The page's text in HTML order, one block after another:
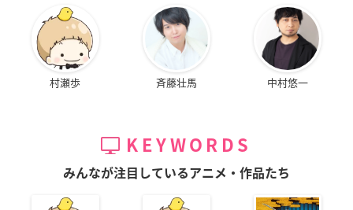
村瀬歩 斉藤壮馬 中村悠一
KEYWORDS
みんなが注目しているアニメ・作品たち